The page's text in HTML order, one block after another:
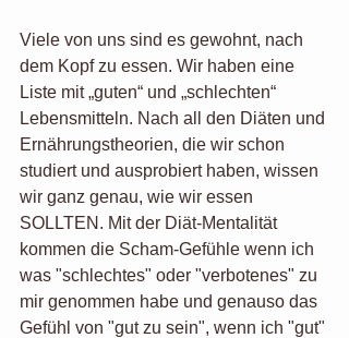
Viele von uns sind es gewohnt, nach
dem Kopf zu essen. Wir haben eine
Liste mit „guten“ und „schlechten“
Lebensmitteln. Nach all den Diäten und
Ernährungstheorien, die wir schon
studiert und ausprobiert haben, wissen
wir ganz genau, wie wir essen
SOLLTEN. Mit der Diät-Mentalität
kommen die Scham-Gefühle wenn ich
was "schlechtes" oder "verbotenes" zu
mir genommen habe und genauso das
Gefühl von "gut zu sein", wenn ich "gut"